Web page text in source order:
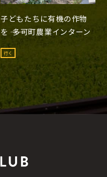
子どもたちに有機の作物
を ―― 多可町農業インターン
行く